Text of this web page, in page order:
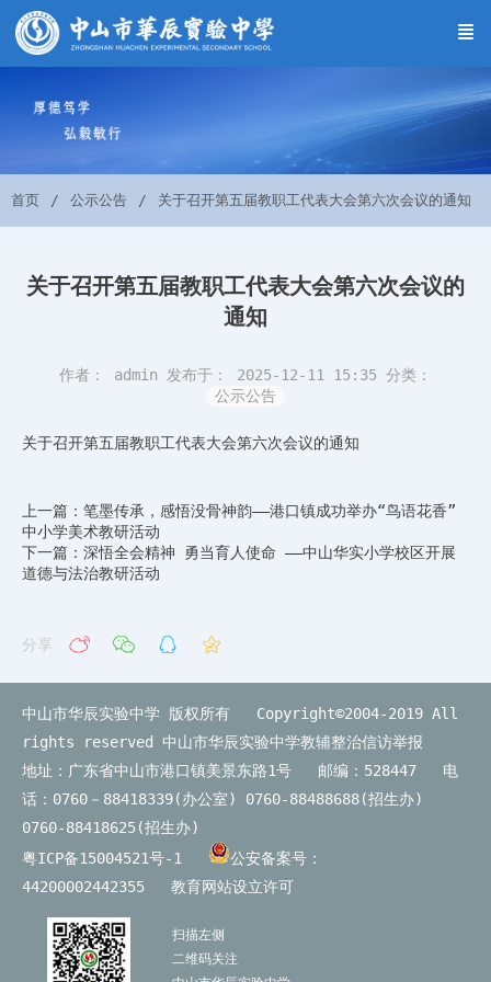
首页 公示公告 关于召开第五届教职工代表大会第六次会议的通知
关于召开第五届教职工代表大会第六次会议的
通知
作者： admin 发布于： 2025-12-11 15:35 分类：
公示公告
关于召开第五届教职工代表大会第六次会议的通知
上一篇：笔墨传承，感悟没骨神韵——港口镇成功举办“鸟语花香”
中小学美术教研活动​
下一篇：深悟全会精神 勇当育人使命 ——中山华实小学校区开展
道德与法治教研活动
分享
中山市华辰实验中学 版权所有 Copyright©2004-2019 All
rights reserved 中山市华辰实验中学教辅整治信访举报
地址：广东省中山市港口镇美景东路1号 邮编：528447 电
话：0760－88418339(办公室) 0760-88488688(招生办)
0760-88418625(招生办)
粤ICP备15004521号-1
公安备案号：
44200002442355
教育网站设立许可
扫描左侧
二维码关注